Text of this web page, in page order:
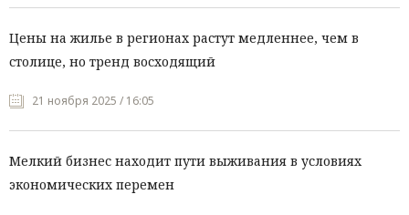
Цены на жилье в регионах растут медленнее, чем в
столице, но тренд восходящий
21 ноября 2025 / 16:05
Мелкий бизнес находит пути выживания в условиях
экономических перемен